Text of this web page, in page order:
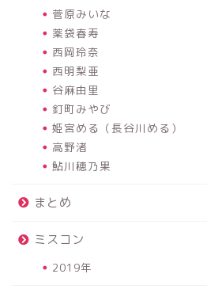
菅原みいな
薬袋春寿
西岡玲奈
西明梨亜
谷麻由里
釘町みやび
姫宮める（長谷川める）
高野渚
鮎川穂乃果
まとめ
ミスコン
2019年